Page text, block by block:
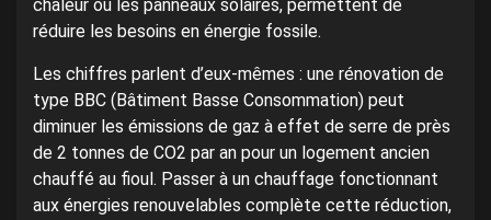
chaleur ou les panneaux solaires, permettent de
réduire les besoins en énergie fossile.
Les chiffres parlent d’eux-mêmes : une rénovation de
type BBC (Bâtiment Basse Consommation) peut
diminuer les émissions de gaz à effet de serre de près
de 2 tonnes de CO2 par an pour un logement ancien
chauffé au fioul. Passer à un chauffage fonctionnant
aux énergies renouvelables complète cette réduction,